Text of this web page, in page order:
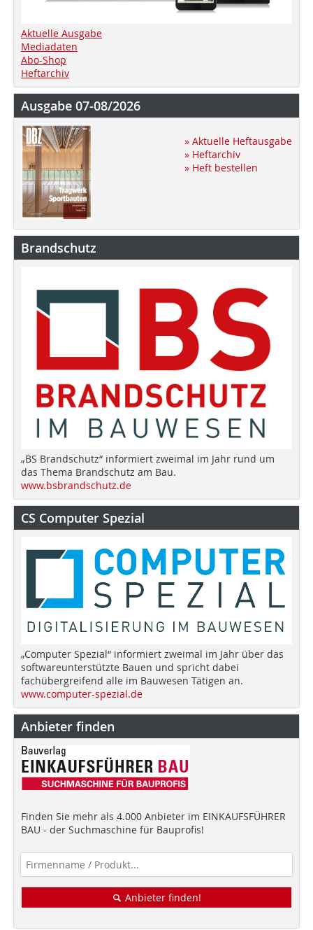
Aktuelle Ausgabe
Mediadaten
Abo-Shop
Heftarchiv
Ausgabe 07-08/2026
» Aktuelle Heftausgabe
» Heftarchiv
» Heft bestellen
Brandschutz
„BS Brandschutz“ informiert zweimal im Jahr rund um
das Thema Brandschutz am Bau.
www.bsbrandschutz.de
CS Computer Spezial
„Computer Spezial“ informiert zweimal im Jahr über das
softwareunterstützte Bauen und spricht dabei
fachübergreifend alle im Bauwesen Tätigen an.
www.computer-spezial.de
Anbieter finden
Finden Sie mehr als 4.000 Anbieter im EINKAUFSFÜHRER
BAU - der Suchmaschine für Bauprofis!
Anbieter finden!